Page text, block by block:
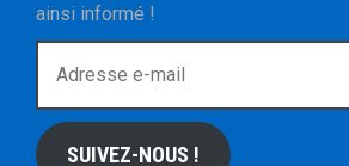
ainsi informé !
r
e
SUIVEZ-NOUS !